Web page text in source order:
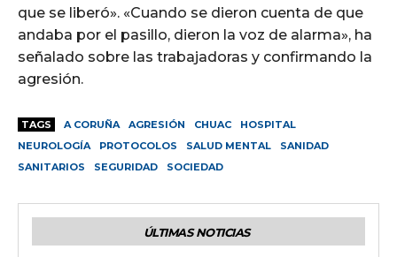
que se liberó». «Cuando se dieron cuenta de que
andaba por el pasillo, dieron la voz de alarma», ha
señalado sobre las trabajadoras y confirmando la
agresión.
TAGS A CORUÑA AGRESIÓN CHUAC
HOSPITAL
NEUROLOGÍA
PROTOCOLOS SALUD MENTAL
SANIDAD
SANITARIOS
SEGURIDAD SOCIEDAD
ÚLTIMAS NOTICIAS